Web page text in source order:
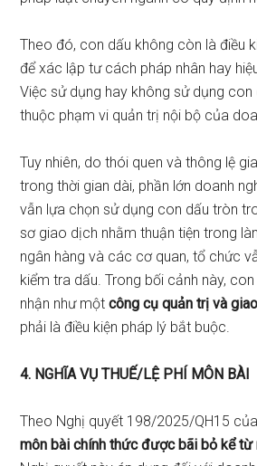
Theo đó, con dấu không còn là điều
để xác lập tư cách pháp nhân hay
Việc sử dụng hay không sử dụng
thuộc phạm vi quản trị nội bộ của
Tuy nhiên, do thói quen và thông lệ
trong thời gian dài, phần lớn doanh
vẫn lựa chọn sử dụng con dấu tròn
sơ giao dịch nhằm thuận tiện trong
ngân hàng và các cơ quan, tổ chức
kiểm tra dấu. Trong bối cảnh này,
nhận như mộtcông cụ quản trị và
phải là điều kiện pháp lý bắt buộc.
4. NGHĨA VỤ THUẾ/LỆ PHÍ MÔN BÀI
Theo Nghị quyết 198/2025/QH15
môn bài chính thức được bãi bỏ kể